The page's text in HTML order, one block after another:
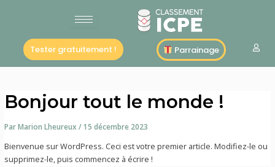
Tester gratuitement ! Parrainage
Bonjour tout le monde !
ParMarion Lheureux /15 décembre 2023
Bienvenue sur WordPress. Ceci est votre premier article. Modifiez-le ou
supprimez-le, puis commencez à écrire !